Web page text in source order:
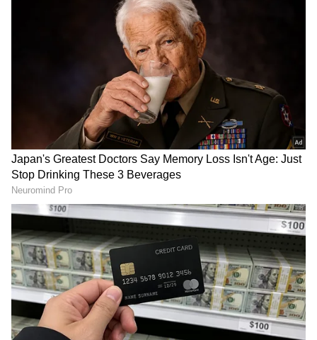
ಬಂಡೀಪುರ ಅರಣ್ಯ ವ್ಯಾಪ್ತಿಯ ಕಾರೇಮಾಳ ಗ್ರಾಮದಲ್ಲಿ
ಇದೇ ಮೊದಲಸಲ ರಾತ್ರಿ ವೇಳೆ ಹೈನಾ ಹಲವರ ಕಣ್ಣೀಗೆ
ಬಿದ್ದಿದೆ. ಸ್ಥಳೀಯರು ರಸ್ತೆಮಾರ್ಗವಾಗಿ ಸಂಚರಿಸುವಾಗ
ಕಾಡಿನಲ್ಲಿ ಹೈನಾ ಓಡಾಟ ಕಂಡು ಬೆಚ್ಚಿಬಿದ್ದಿದ್ದಾರೆ. ಹೈನಾ
ಸಂಚರಿಸುತ್ತಿರುವ ದೃಶ್ಯ ಮೊಬೈಲ್‌ನಲ್ಲಿ ವಿಡಿಯೋ ರೆಕಾರ್ಡ್‌
ಮಾಡಿದ್ದರಿಂದ ಇದೀಗ ಸೊಷಿಯಲ್ ಮೀಡಿಯಾದಲ್ಲಿ ಹೈನಾ
ಸಂಚರಿಸುವ ವಿಡಿಯೋ ವೈರಲ್ ಆಗಿದೆ.
ರಸ್ತೆಗಳ ಮೇಲೆ ರಾತ್ರಿ ಸಂಚರಿಸಲು ಭಯವಾಗುತ್ತಿದೆ.
ಈಗಾಗಲೇ ಕಾಡಾನೆ, ಹುಲಿ ಚಿರತೆಗಳ ದಾಳಿಯ
ಭಯದಲ್ಲಿರುವ ಸ್ಥಳೀಯ ಗ್ರಾಮಸ್ಥರಿಗೆ ಇದೀಗ ಹೊಸದೊಂದು
ಅತಿ ಭಯಂಕರವಾಗಿ ದಾಳಿ ಮಾಡು ಹೈನಾ ಕಂಡು ಆತಂಕ
ವ್ಯಕ್ತಪಡಿಸಿದ್ದಾರೆ. ಹೈನಾ ಸಂಚರಿಸುವ ವಿಡಿಯೋ ಗ್ರಾಮಗಳಲ್ಲಿ
ವನ್ಯಜೀವಿಗಳ ಸಂಚಾರ ಹೆಚ್ಚುತ್ತಿರುವುದನ್ನ ತೋರಿಸಿದೆ.